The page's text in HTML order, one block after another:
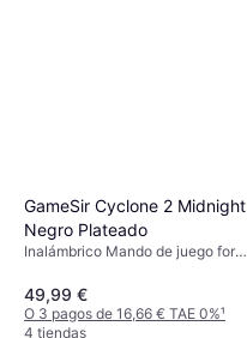
GameSir Cyclone 2 Midnight
Negro Plateado
Inalámbrico Mando de juego for
Switch 2, PC, Android, Steam
Deck
49,99 €
O 3 pagos de 16,66 € TAE 0%¹
4 tiendas